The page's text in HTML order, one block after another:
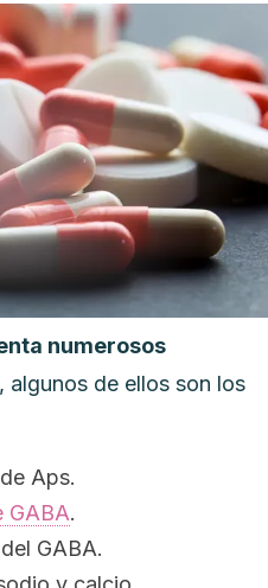
numerosos
, algunos de ellos son los
Aps.
GABA.
GABA.